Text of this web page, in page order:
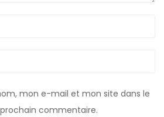
mon e-mail et mon site dans le
commentaire.